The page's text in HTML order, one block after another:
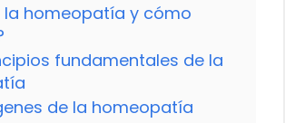
la homeopatía y cómo
fundamentales de la
de la homeopatía